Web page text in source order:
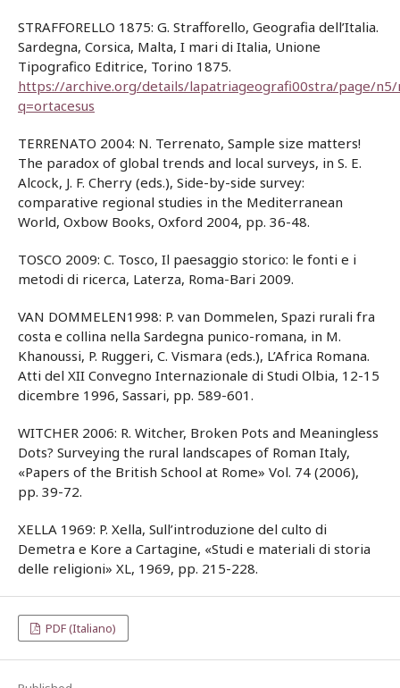
STRAFFORELLO 1875: G. Strafforello, Geografia dell’Italia.
Sardegna, Corsica, Malta, I mari di Italia, Unione
Tipografico Editrice, Torino 1875.
https://archive.org/details/lapatriageografi00stra/page/n5/
q=ortacesus
TERRENATO 2004: N. Terrenato, Sample size matters!
The paradox of global trends and local surveys, in S. E.
Alcock, J. F. Cherry (eds.), Side-by-side survey:
comparative regional studies in the Mediterranean
World, Oxbow Books, Oxford 2004, pp. 36-48.
TOSCO 2009: C. Tosco, Il paesaggio storico: le fonti e i
metodi di ricerca, Laterza, Roma-Bari 2009.
VAN DOMMELEN1998: P. van Dommelen, Spazi rurali fra
costa e collina nella Sardegna punico-romana, in M.
Khanoussi, P. Ruggeri, C. Vismara (eds.), L’Africa Romana.
Atti del XII Convegno Internazionale di Studi Olbia, 12-15
dicembre 1996, Sassari, pp. 589-601.
WITCHER 2006: R. Witcher, Broken Pots and Meaningless
Dots? Surveying the rural landscapes of Roman Italy,
«Papers of the British School at Rome» Vol. 74 (2006),
pp. 39-72.
XELLA 1969: P. Xella, Sull’introduzione del culto di
Demetra e Kore a Cartagine, «Studi e materiali di storia
delle religioni» XL, 1969, pp. 215-228.
PDF (Italiano)